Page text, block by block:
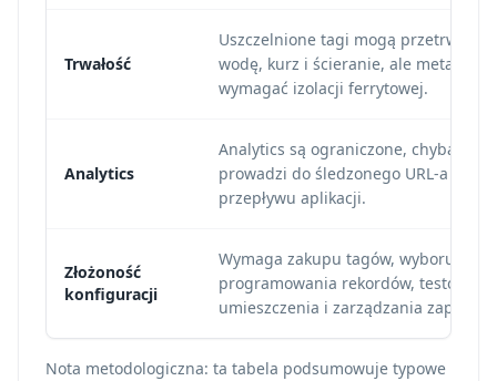
Trwałość
Uszczelnione tagi mogą przetrwać
wodę, kurz i ścieranie, ale metal
wymagać izolacji ferrytowej.
Analytics
Analytics są ograniczone, chyba że
prowadzi do śledzonego URL-a lub
przepływu aplikacji.
Złożoność
konfiguracji
Wymaga zakupu tagów, wyboru
programowania rekordów, testów
umieszczenia i zarządzania zapasem.
Nota metodologiczna: ta tabela podsumowuje typowe